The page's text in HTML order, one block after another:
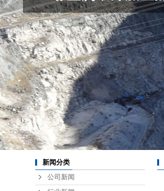
新闻分类
公司新闻